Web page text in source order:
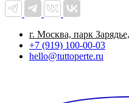
г. Москва, парк
+7 (919) 100-00-03
hello@tuttoperte.ru